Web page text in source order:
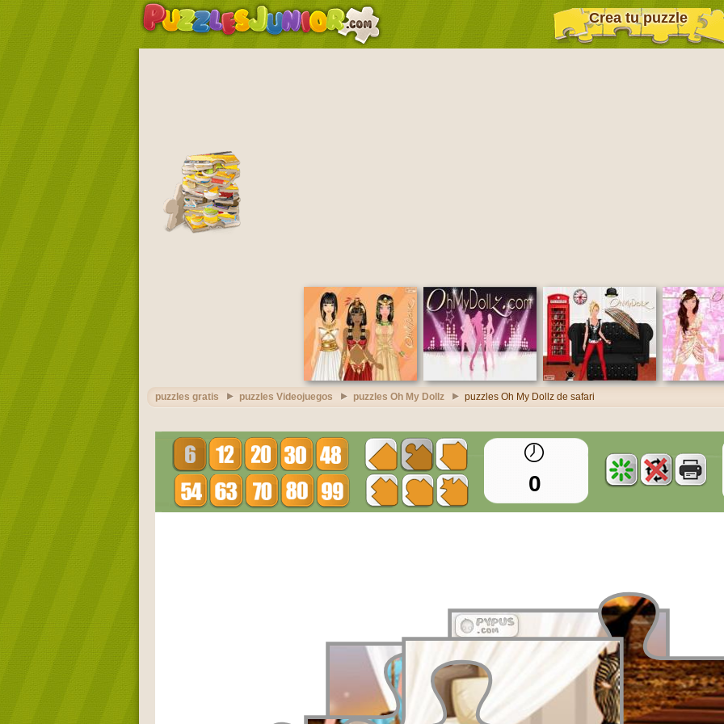
Crea tu puzzle
puzzles gratis puzzles Videojuegos puzzles Oh My Dollz puzzles Oh My Dollz de safari
0